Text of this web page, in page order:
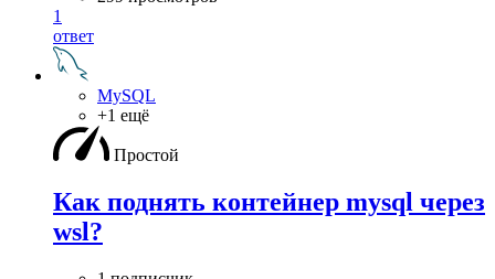
1
ответ
MySQL
+1 ещё
Простой
Как поднять контейнер mysql через
wsl?